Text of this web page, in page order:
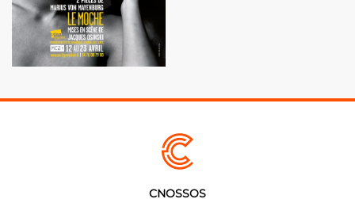
CNOSSOS